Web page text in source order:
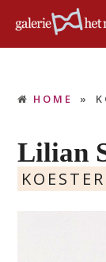
HOME »
Lilian